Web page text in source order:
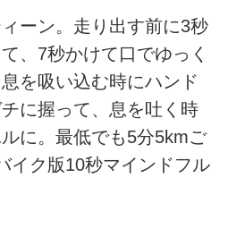
ーン。走り出す前に3秒
、7秒かけて口でゆっく
を吸い込む時にハンド
に握って、息を吐く時
に。最低でも5分5kmご
イク版10秒マインドフル